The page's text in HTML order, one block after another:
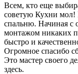
Всем, кто еще
советую Кухни мол!
спальню. Начиная с
монтажом никаких
быстро и
Огромное спасибо
Это мастер своего
здесь.